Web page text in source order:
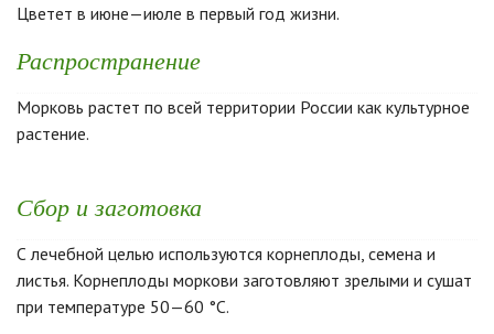
Цветет в июне—июле в первый год жизни.
Распространение
Морковь растет по всей территории России как культурное
растение.
Сбор и заготовка
С лечебной целью используются корнеплоды, семена и
листья. Корнеплоды моркови заготовляют зрелыми и сушат
при температуре 50—60 °C.